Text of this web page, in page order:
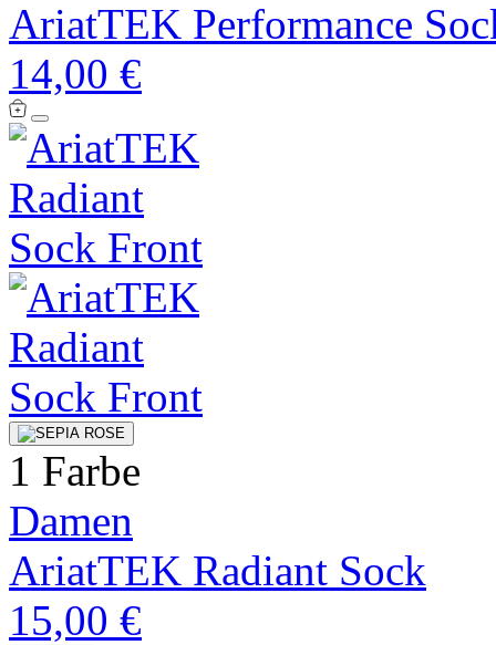
AriatTEK Performance
14,00 €
1 Farbe
Damen
AriatTEK Radiant Sock
15,00 €